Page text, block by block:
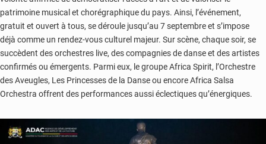
patrimoine musical et chorégraphique du pays. Ainsi, l’événement,
gratuit et ouvert à tous, se déroule jusqu’au 7 septembre et s’impose
déjà comme un rendez-vous culturel majeur. Sur scène, chaque soir, se
succèdent des orchestres live, des compagnies de danse et des artistes
confirmés ou émergents. Parmi eux, le groupe Africa Spirit, l’Orchestre
des Aveugles, Les Princesses de la Danse ou encore Africa Salsa
Orchestra offrent des performances aussi éclectiques qu’énergiques.